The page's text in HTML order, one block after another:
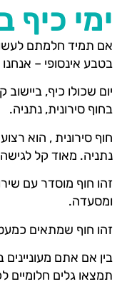
ימי כיף
אם תמיד חלמתם
בטבע אינסופי –
יום שכולו כיף,
בחוף סירונית, נתניה.
חוף סירונית , הוא
נתניה. מאוד קל
זהו חוף מוסדר עם
ומסעדה.
זהו חוף שמתאים
בין אם אתם
תמצאו גלים חלומיים